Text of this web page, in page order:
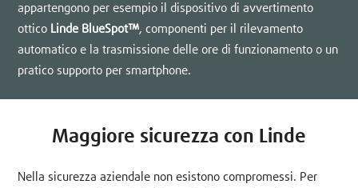
appartengono per esempio il dispositivo di avvertimento
ottico Linde BlueSpot™, componenti per il rilevamento
automatico e la trasmissione delle ore di funzionamento o un
pratico supporto per smartphone.
Maggiore sicurezza con Linde
Nella sicurezza aziendale non esistono compromessi. Per